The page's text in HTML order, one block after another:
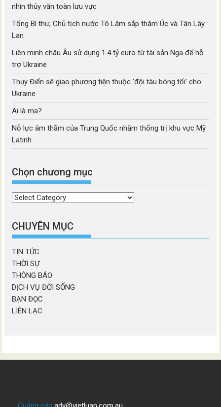
nhìn thủy văn toàn lưu vực
Tổng Bí thư, Chủ tịch nước Tô Lâm sắp thăm Úc và Tân Lây
Lan
Liên minh châu Âu sử dụng 1.4 tỷ euro từ tài sản Nga để hỗ
trợ Ukraine
Thụy Điển sẽ giao phương tiện thuộc ‘đội tàu bóng tối’ cho
Ukraine
Ai là ma?
Nỗ lực âm thầm của Trung Quốc nhằm thống trị khu vực Mỹ
Latinh
Chọn chương mục
Chọn
mục
CHUYÊN MỤC
TIN TỨC
THỜI SỰ
THÔNG BÁO
DỊCH VỤ ĐỜI SỐNG
BẠN ĐỌC
LIÊN LẠC